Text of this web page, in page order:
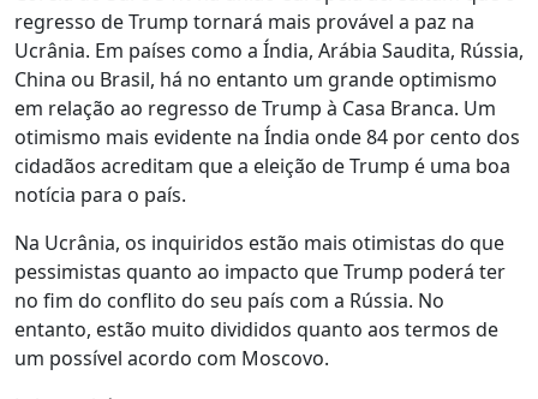
regresso de Trump tornará mais provável a paz na
Ucrânia. Em países como a Índia, Arábia Saudita, Rússia,
China ou Brasil, há no entanto um grande optimismo
em relação ao regresso de Trump à Casa Branca. Um
otimismo mais evidente na Índia onde 84 por cento dos
cidadãos acreditam que a eleição de Trump é uma boa
notícia para o país.
Na Ucrânia, os inquiridos estão mais otimistas do que
pessimistas quanto ao impacto que Trump poderá ter
no fim do conflito do seu país com a Rússia. No
entanto, estão muito divididos quanto aos termos de
um possível acordo com Moscovo.